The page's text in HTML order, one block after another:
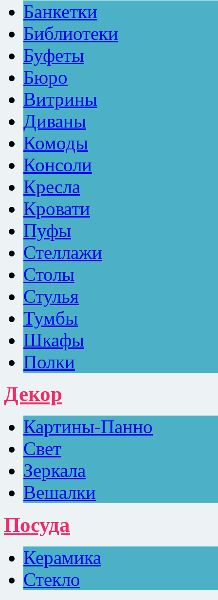
Банкетки
Библиотеки
Буфеты
Бюро
Витрины
Диваны
Комоды
Консоли
Кресла
Кровати
Пуфы
Стеллажи
Столы
Стулья
Тумбы
Шкафы
Полки
Декор
Картины-Панно
Свет
Зеркала
Вешалки
Посуда
Керамика
Стекло